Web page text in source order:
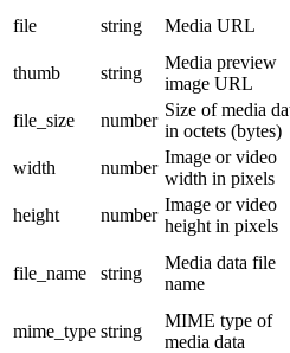
file string Media URL
thumb
string
Media preview
image URL
file_size
number
Size of media
in octets (bytes)
width
number
Image or video
width in pixels
height
number
Image or video
height in pixels
file_name string
Media data file
name
mime_type string
MIME type of
media data